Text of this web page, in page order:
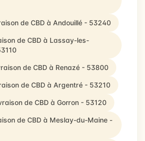
de CBD à Andouillé - 53240
de CBD à Lassay-les-
de CBD à Renazé - 53800
de CBD à Argentré - 53210
de CBD à Gorron - 53120
de CBD à Meslay-du-Maine -